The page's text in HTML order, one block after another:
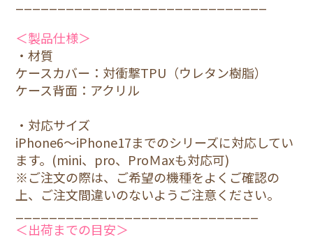
＜製品仕様＞
・材質
ケースカバー：対衝撃TPU（ウレタン樹脂）
ケース背面：アクリル
・対応サイズ
iPhone6～iPhone17までのシリーズに対応してい
ます。(mini、pro、ProＭaxも対応可)
※ご注文の際は、ご希望の機種をよくご確認の
上、ご注文間違いのないようご注意ください。
＜出荷までの目安＞
3,520円(税込)
12/12Pro
12mini
3,520円(税込)
12ProMax
3,520円(税込)